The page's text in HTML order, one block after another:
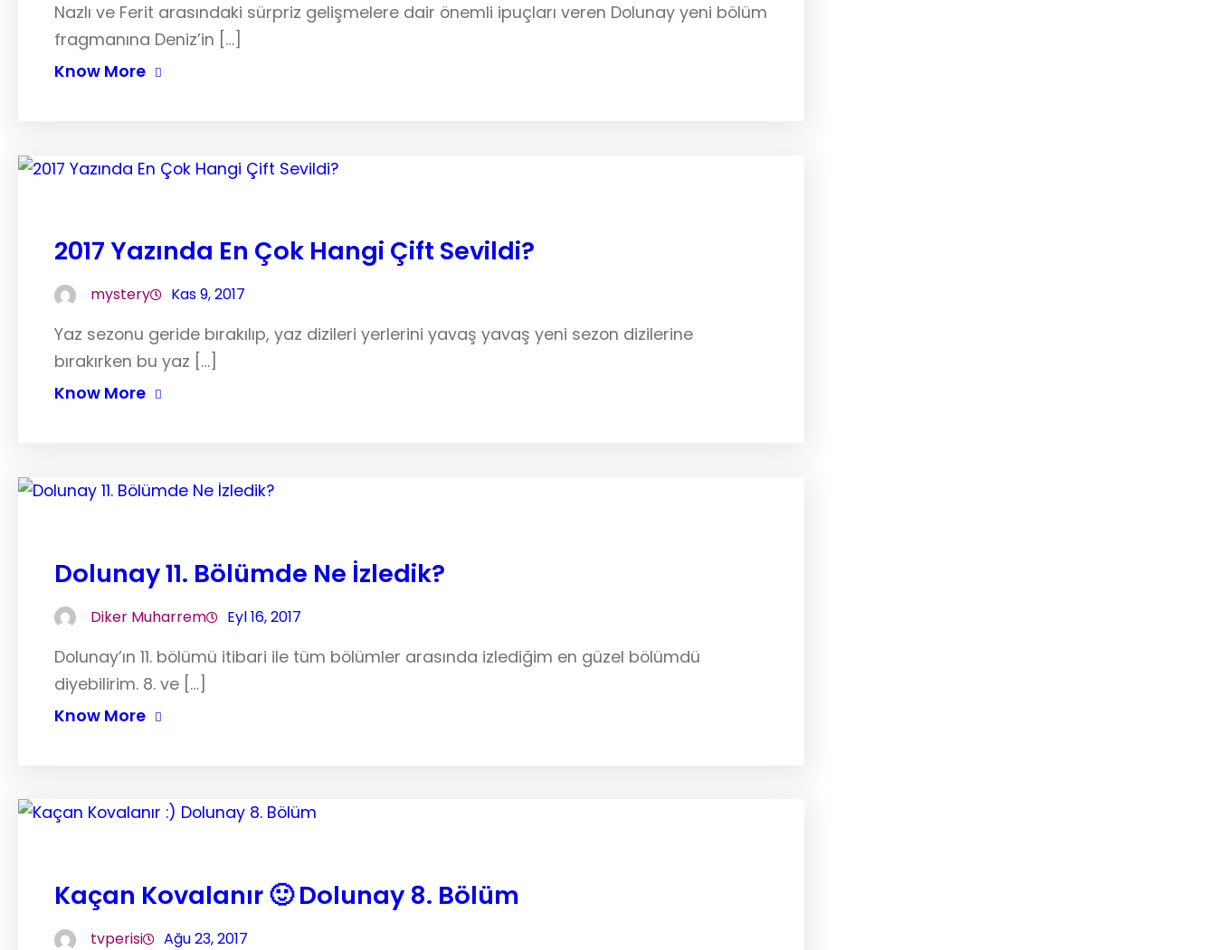
Nazlı ve Ferit arasındaki sürpriz gelişmelere dair önemli ipuçları veren Dolunay yeni bölüm
fragmanına Deniz’in […]
Know More
2017 Yazında En Çok Hangi Çift Sevildi?
mystery Kas 9, 2017
Yaz sezonu geride bırakılıp, yaz dizileri yerlerini yavaş yavaş yeni sezon dizilerine
bırakırken bu yaz […]
Know More
Dolunay 11. Bölümde Ne İzledik?
Diker Muharrem Eyl 16, 2017
Dolunay’ın 11. bölümü itibari ile tüm bölümler arasında izlediğim en güzel bölümdü
diyebilirim. 8. ve […]
Know More
Kaçan Kovalanır 🙂 Dolunay 8. Bölüm
tvperisi Ağu 23, 2017